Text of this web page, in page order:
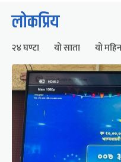
लोकप्रिय
२४ घण्टा यो साता यो